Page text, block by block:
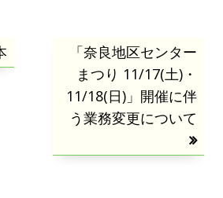
次
の
記
事:
「奈良地区センター
まつり 11/17(土)・
11/18(日)」開催に伴
う業務変更について